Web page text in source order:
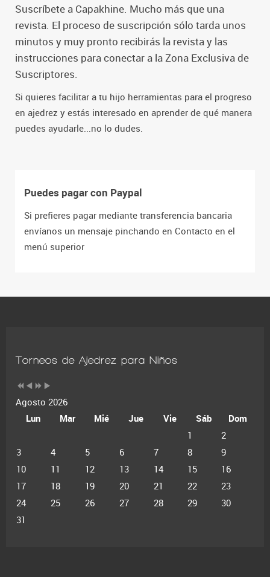
Suscríbete a Capakhine. Mucho más que una
revista. El proceso de suscripción sólo tarda unos
minutos y muy pronto recibirás la revista y las
instrucciones para conectar a la Zona Exclusiva de
Suscriptores.
Si quieres facilitar a tu hijo herramientas para el progreso
en ajedrez y estás interesado en aprender de qué manera
puedes ayudarle...no lo dudes.
Puedes pagar con Paypal
Si prefieres pagar mediante transferencia bancaria
envíanos un mensaje pinchando en Contacto en el
menú superior
Torneos de Ajedrez para Niños
Agosto 2026
Lun
Mar Mié Jue Vie Sáb
Dom
1
2
3
4 5 6 7 8
9
10
11 12 13 14 15
16
17
18 19 20 21 22
23
24
25 26 27 28 29
30
31